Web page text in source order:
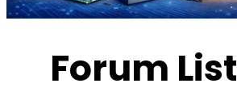
Forum List